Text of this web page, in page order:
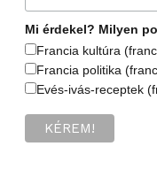
Mi érdekel? Milyen
Francia kultúra
Francia politika
Evés-ivás-receptek